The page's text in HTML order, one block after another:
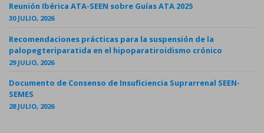
Reunión Ibérica ATA-SEEN sobre Guías ATA 2025
30 JULIO, 2026
Recomendaciones prácticas para la suspensión de la
palopegteriparatida en el hipoparatiroidismo crónico
29 JULIO, 2026
Documento de Consenso de Insuficiencia Suprarrenal SEEN-
SEMES
28 JULIO, 2026